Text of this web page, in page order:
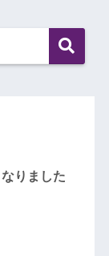
りました